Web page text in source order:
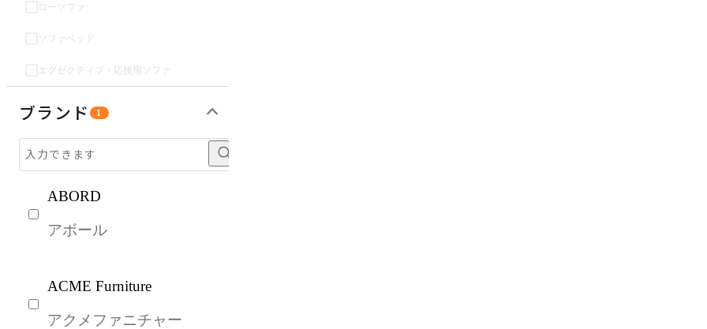
ローソファ
ソファベッド
エグゼクティブ・応接用ソファ
ブランド 1
ABORD
アボール
ACME Furniture
アクメファニチャー